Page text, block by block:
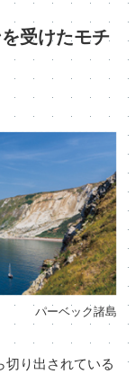
受けたモチ
パーベック諸島
切り出されている